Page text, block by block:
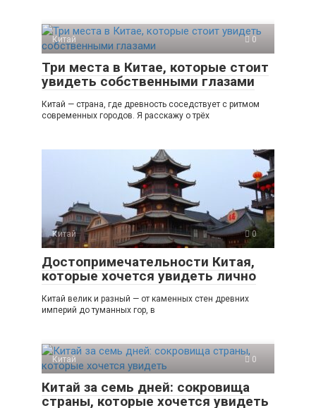
Китай 0
Три места в Китае, которые стоит
увидеть собственными глазами
Китай — страна, где древность соседствует с ритмом
современных городов. Я расскажу о трёх
Китай 0
Достопримечательности Китая,
которые хочется увидеть лично
Китай велик и разный — от каменных стен древних
империй до туманных гор, в
Китай 0
Китай за семь дней: сокровища
страны, которые хочется увидеть